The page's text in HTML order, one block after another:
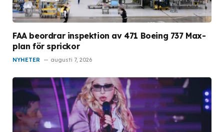
FAA beordrar inspektion av 471 Boeing 737 Max-
plan för sprickor
NYHETER augusti 7, 2026